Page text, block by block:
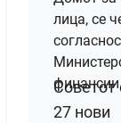
Советот
27 нови